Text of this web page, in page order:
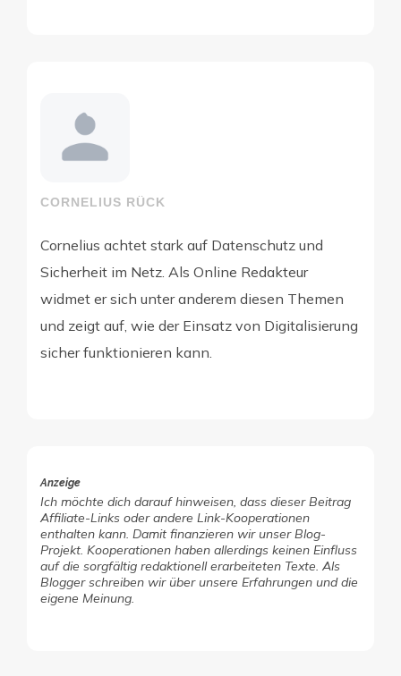
CORNELIUS RÜCK
Cornelius achtet stark auf Datenschutz und
Sicherheit im Netz. Als Online Redakteur
widmet er sich unter anderem diesen Themen
und zeigt auf, wie der Einsatz von Digitalisierung
sicher funktionieren kann.
Anzeige
Ich möchte dich darauf hinweisen, dass dieser Beitrag
Affiliate-Links oder andere Link-Kooperationen
enthalten kann. Damit finanzieren wir unser Blog-
Projekt. Kooperationen haben allerdings keinen Einfluss
auf die sorgfältig redaktionell erarbeiteten Texte. Als
Blogger schreiben wir über unsere Erfahrungen und die
eigene Meinung.